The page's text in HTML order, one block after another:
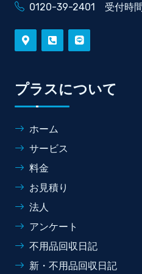
0120-39-2401 受付時
プラスについて
ホーム
サービス
料金
お見積り
法人
アンケート
不用品回収日記
新・不用品回収日記